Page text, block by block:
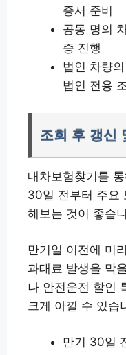
증서 준비
공동 명의
증 진행
법인 차량
법인 전용
조회 후 갱신
내차보험찾기를
30일 전부터 주요
해보는 것이 좋습
만기일 이전에 미
과태료 발생을 막
나 안전운전 할인
크게 아낄 수 있습
만기 30일